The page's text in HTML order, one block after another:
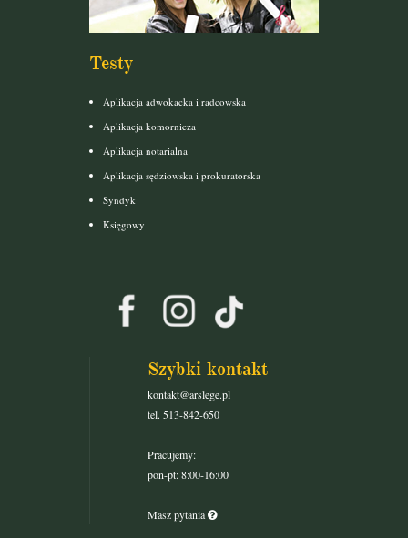
Testy
Aplikacja adwokacka i radcowska
Aplikacja komornicza
Aplikacja notarialna
Aplikacja sędziowska i prokuratorska
Syndyk
Księgowy
Szybki kontakt
kontakt@arslege.pl
tel. 513-842-650
Pracujemy:
pon-pt: 8:00-16:00
Masz pytania